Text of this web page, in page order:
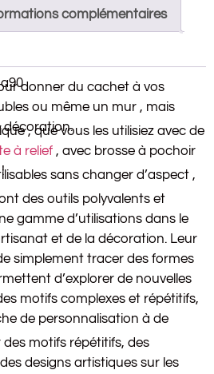
complémentaires
donner du cachet à vos
ou même un mur , mais
décoration.
, que vous les utilisiez avec de
à relief , avec brosse à pochoir
sans changer d’aspect ,
des outils polyvalents et
gamme d’utilisations dans le
et de la décoration. Leur
simplement tracer des formes
d’explorer de nouvelles
motifs complexes et répétitifs,
de personnalisation à de
motifs répétitifs, des
designs artistiques sur les